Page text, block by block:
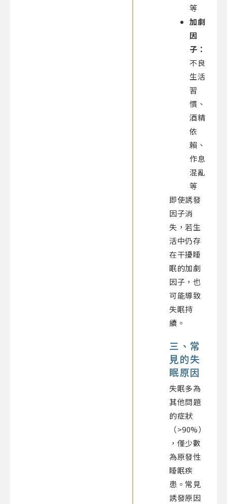
等
加劇
因
子：
不良
生活
習
慣、
酒精
依
賴、
作息
混亂
等
即使誘發
因子消
失，若生
活中仍存
在干擾睡
眠的加劇
因子，也
可能導致
失眠持
續。
三、常
見的失
眠原因
失眠多為
其他問題
的症狀
（>90%）
，僅少數
為原發性
睡眠疾
患。常見
誘發原因